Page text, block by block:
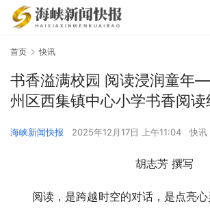
首页 快讯
书香溢满校园 阅读浸润童年
州区西集镇中心小学书香阅读
海峡新闻快报 2025年12月17日 上午11:04 快讯
胡志芳 撰写
阅读，是跨越时空的对话，是点亮